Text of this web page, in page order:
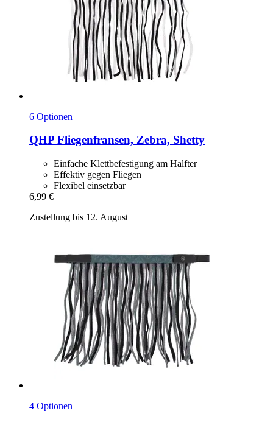
6 Optionen
QHP Fliegenfransen, Zebra, Shetty
Einfache Klettbefestigung am Halfter
Effektiv gegen Fliegen
Flexibel einsetzbar
6,99 €
Zustellung bis 12. August
4 Optionen